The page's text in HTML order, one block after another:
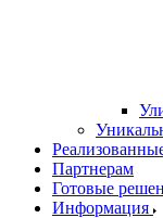
Партнерам
Готовые
Информация